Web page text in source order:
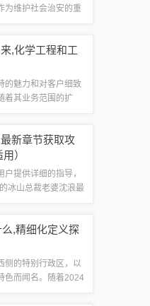
为维护社会治安的重
努力与付出。...
,化学工程和工
魅力和对客户细致
着其业务范围的扩
化学工程和工...
新章节获取攻
）
提供详细的指导，
冰山总裁老婆沈浪最
了解，...
,精细化定义探
侧的特别行政区，以
色而闻名。随着2024